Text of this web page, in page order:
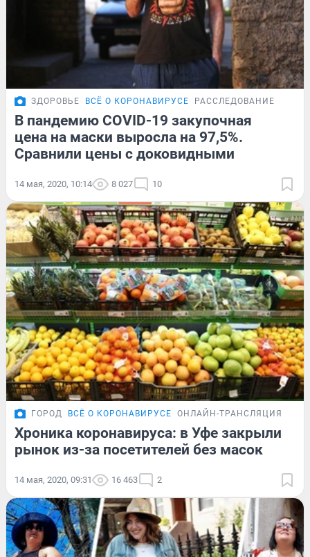
ЗДОРОВЬЕ ВСЁ О КОРОНАВИРУСЕ РАССЛЕДОВАНИЕ
В пандемию COVID-19 закупочная
цена на маски выросла на 97,5%.
Сравнили цены с доковидными
14 мая, 2020, 10:14 8 027 10
ГОРОД ВСЁ О КОРОНАВИРУСЕ ОНЛАЙН-ТРАНСЛЯЦИЯ
Хроника коронавируса: в Уфе закрыли
рынок из-за посетителей без масок
14 мая, 2020, 09:31 16 463 2